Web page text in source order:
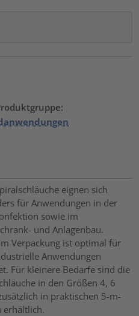
eignen sich
für Anwendungen in der
sowie im
und Anlagenbau.
Verpackung ist optimal für
Anwendungen
Für kleinere Bedarfe sind die
in den Größen 4, 6
in praktischen 5-m-
erhältlich.